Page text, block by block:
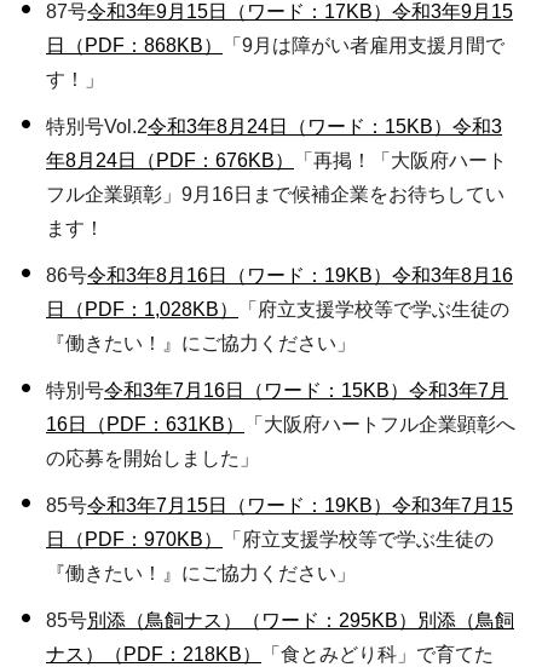
87号令和3年9月15日（ワード：17KB） 令和3年9月15
日（PDF：868KB）
「9月は障がい者雇用支援月間で
す！」
特別号Vol.2令和3年8月24日（ワード：15KB） 令和3
年8月24日（PDF：676KB）
「再掲！「大阪府ハート
フル企業顕彰」9月16日まで候補企業をお待ちしてい
ます！
86号令和3年8月16日（ワード：19KB） 令和3年8月16
日（PDF：1,028KB）
「府立支援学校等で学ぶ生徒の
『働きたい！』にご協力ください」
特別号令和3年7月16日（ワード：15KB） 令和3年7月
16日（PDF：631KB）
「大阪府ハートフル企業顕彰へ
の応募を開始しました」
85号令和3年7月15日（ワード：19KB） 令和3年7月15
日（PDF：970KB）
「府立支援学校等で学ぶ生徒の
『働きたい！』にご協力ください」
85号別添（鳥飼ナス）（ワード：295KB）
別添（鳥飼
ナス）（PDF：218KB）
「食とみどり科」で育てた